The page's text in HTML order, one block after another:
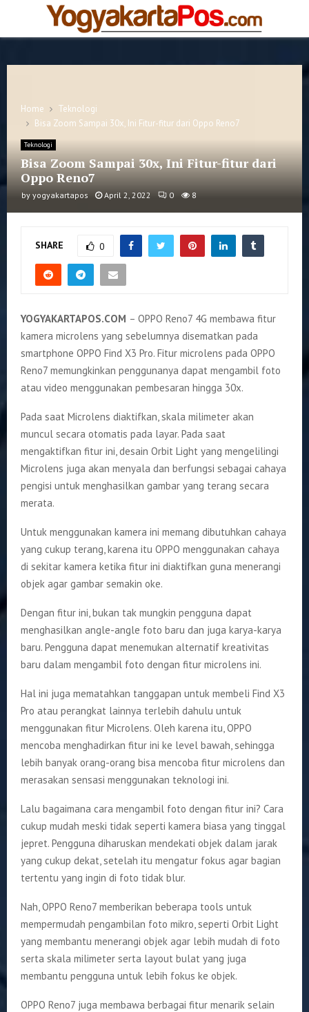
PRIMARY
Home
Teknologi
Bisa Zoom Sampai 30x, Ini Fitur-fitur dari Oppo Reno7
Teknologi
Bisa Zoom Sampai 30x, Ini Fitur-fitur dari
Oppo Reno7
by yogyakartapos April 2, 2022 0 8
SHARE 0
YOGYAKARTAPOS.COM – OPPO Reno7 4G membawa fitur
kamera microlens yang sebelumnya disematkan pada
smartphone OPPO Find X3 Pro. Fitur microlens pada OPPO
Reno7 memungkinkan penggunanya dapat mengambil foto
atau video menggunakan pembesaran hingga 30x.
Pada saat Microlens diaktifkan, skala milimeter akan
muncul secara otomatis pada layar. Pada saat
mengaktifkan fitur ini, desain Orbit Light yang mengelilingi
Microlens juga akan menyala dan berfungsi sebagai cahaya
pengisi untuk menghasilkan gambar yang terang secara
merata.
Untuk menggunakan kamera ini memang dibutuhkan cahaya
yang cukup terang, karena itu OPPO menggunakan cahaya
di sekitar kamera ketika fitur ini diaktifkan guna menerangi
objek agar gambar semakin oke.
Dengan fitur ini, bukan tak mungkin pengguna dapat
menghasilkan angle-angle foto baru dan juga karya-karya
baru. Pengguna dapat menemukan alternatif kreativitas
baru dalam mengambil foto dengan fitur microlens ini.
Hal ini juga mematahkan tanggapan untuk membeli Find X3
Pro atau perangkat lainnya terlebih dahulu untuk
menggunakan fitur Microlens. Oleh karena itu, OPPO
mencoba menghadirkan fitur ini ke level bawah, sehingga
lebih banyak orang-orang bisa mencoba fitur microlens dan
merasakan sensasi menggunakan teknologi ini.
Lalu bagaimana cara mengambil foto dengan fitur ini? Cara
cukup mudah meski tidak seperti kamera biasa yang tinggal
jepret. Pengguna diharuskan mendekati objek dalam jarak
yang cukup dekat, setelah itu mengatur fokus agar bagian
tertentu yang ingin di foto tidak blur.
Nah, OPPO Reno7 memberikan beberapa tools untuk
mempermudah pengambilan foto mikro, seperti Orbit Light
yang membantu menerangi objek agar lebih mudah di foto
serta skala milimeter serta layout bulat yang juga
membantu pengguna untuk lebih fokus ke objek.
OPPO Reno7 juga membawa berbagai fitur menarik selain